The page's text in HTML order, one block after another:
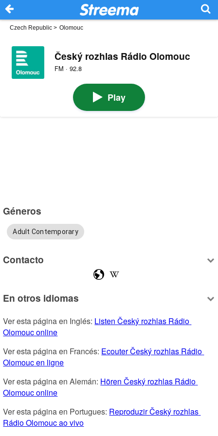
Czech Republic > Olomouc
Český rozhlas Rádio Olomouc
FM · 92.8
Play
Géneros
Adult Contemporary
Contacto
En otros idiomas
Ver esta página en Inglés: Listen Český rozhlas Rádio
Olomouc online
Ver esta página en Francés: Ecouter Český rozhlas Rádio
Olomouc en ligne
Ver esta página en Alemán: Hören Český rozhlas Rádio
Olomouc online
Ver esta página en Portugues: Reproduzir Český rozhlas
Rádio Olomouc ao vivo